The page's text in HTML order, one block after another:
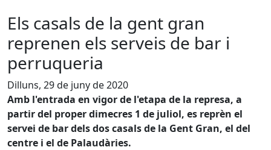
Els casals de la gent gran
reprenen els serveis de bar i
perruqueria
Dilluns, 29 de juny de 2020
Amb l'entrada en vigor de l'etapa de la represa, a
partir del proper dimecres 1 de juliol, es reprèn el
servei de bar dels dos casals de la Gent Gran, el del
centre i el de Palaudàries.